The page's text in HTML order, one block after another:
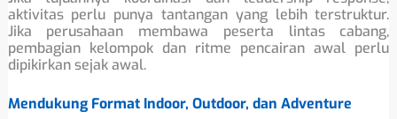
aktivitas perlu punya tantangan yang lebih terstruktur.
Jika perusahaan membawa peserta lintas cabang,
pembagian kelompok dan ritme pencairan awal perlu
dipikirkan sejak awal.
Mendukung Format Indoor, Outdoor, dan Adventure